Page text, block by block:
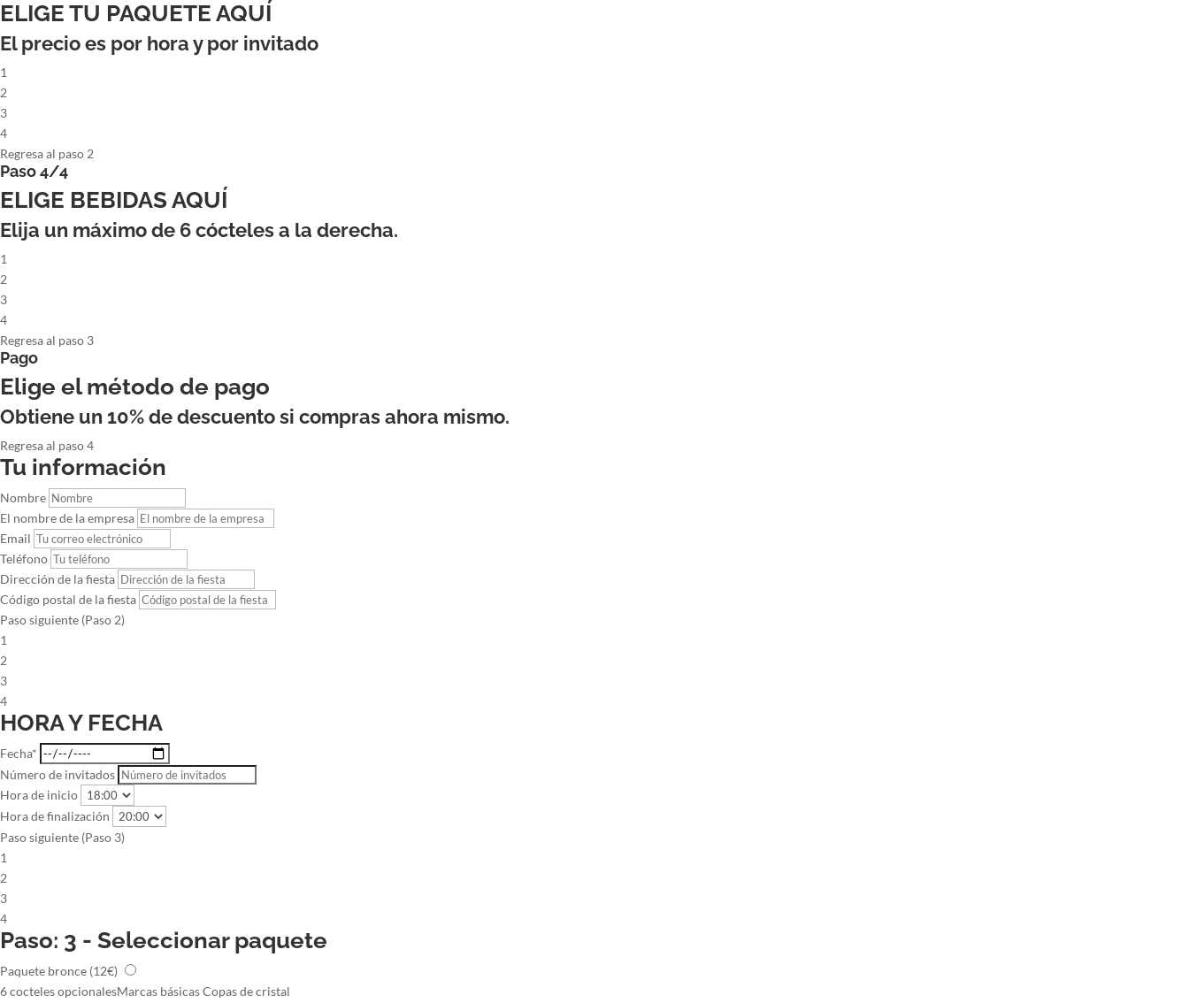
ELIGE TU PAQUETE AQUÍ
El precio es por hora y por invitado
1
2
3
4
Regresa al paso 2
Paso 4/4
ELIGE BEBIDAS AQUÍ
Elija un máximo de 6cócteles a la derecha.
1
2
3
4
Regresa al paso 3
Pago
Elige el método de pago
Obtiene un 10% de descuento si compras ahora mismo.
Regresa al paso 4
Tu información
Nombre
El nombre de la empresa
Email
Teléfono
Dirección de la fiesta
Código postal de la fiesta
Paso siguiente (Paso 2)
1
2
3
4
HORA Y FECHA
Fecha*
Número de invitados
Hora de inicio
Hora de finalización
Paso siguiente (Paso 3)
1
2
3
4
Paso: 3 - Seleccionar paquete
Paquete bronce (12€)
6 cocteles opcionalesMarcas básicasCopas de cristal